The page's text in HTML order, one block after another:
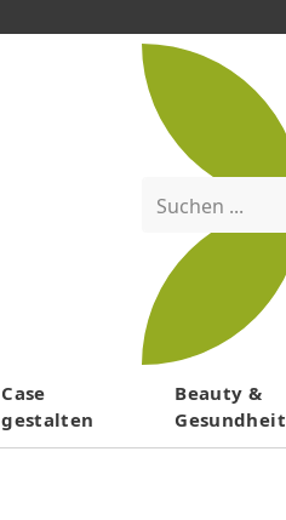
Menü
Suchen ...
Case
gestalten
Beauty &
Gesundheit